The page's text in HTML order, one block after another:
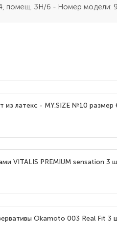
помещ. 3Н/6 - Номер модели:
из латекс - MY.SIZE №10 размер
VITALIS PREMIUM sensation 3
Okamoto 003 Real Fit